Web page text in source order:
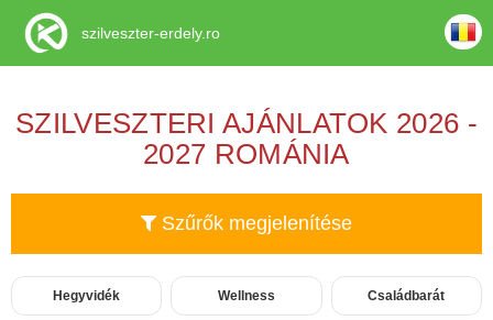
SZILVESZTERI AJÁNLATOK 2026 -
2027 ROMÁNIA
Szűrők megjelenítése
Hegyvidék Wellness Családbarát
szilveszter-erdely.ro